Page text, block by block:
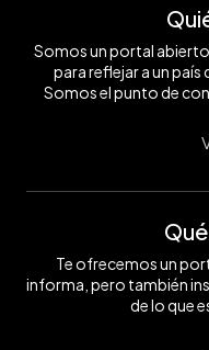
Somos un portal
para reflejar a un país
Somos el punto de
Te ofrecemos un
informa, pero también
de lo que